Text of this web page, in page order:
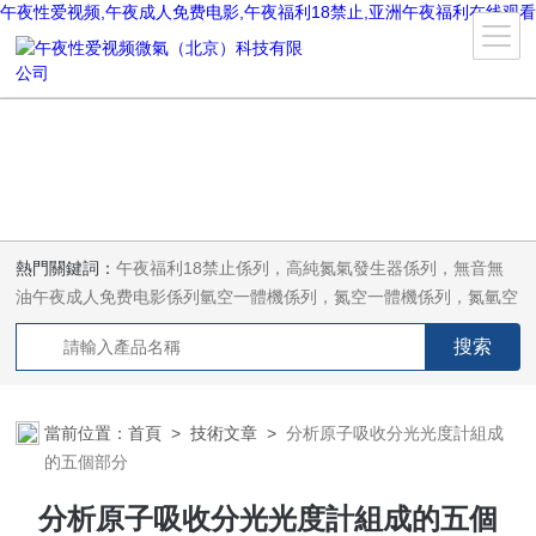
午夜性爱视频,午夜成人免费电影,午夜福利18禁止,亚洲午夜福利在线观看
熱門關鍵詞：午夜福利18禁止係列，高純氮氣發生器係列，無音無
油午夜成人免费电影係列氫空一體機係列，氮空一體機係列，氮氫空
三氣一體機係列，氣體淨化器係列，代理日本DKK-TOA水質分析，
水質檢測儀器，代理南韓SitekPH/離子計，DO計，電導計，多功能
當前位置：首頁 >技術文章 >分析原子吸收分光光度計組成
的五個部分
分析原子吸收分光光度計組成的五個